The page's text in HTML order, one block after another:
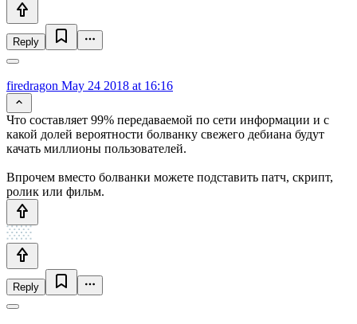
Reply
firedragon May 24 2018 at 16:16
Что составляет 99% передаваемой по сети информации и с
какой долей вероятности болванку свежего дебиана будут
качать миллионы пользователей.
Впрочем вместо болванки можете подставить патч, скрипт,
ролик или фильм.
Reply